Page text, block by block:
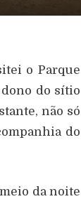
o Parque
do sítio
não só
do
da noite